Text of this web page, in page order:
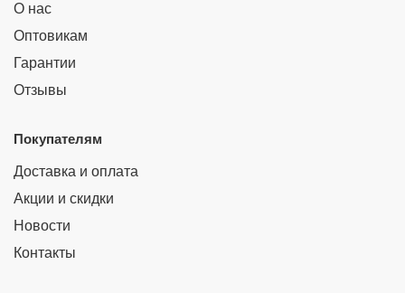
О нас
Оптовикам
Гарантии
Отзывы
Покупателям
Доставка и оплата
Акции и скидки
Новости
Контакты